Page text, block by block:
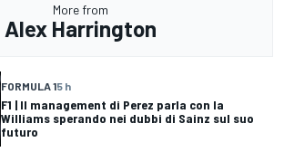
More from
Alex Harrington
FORMULA 15 h
F1 | Il management di Perez parla con la
Williams sperando nei dubbi di Sainz sul suo
futuro